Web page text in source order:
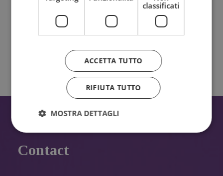
Ho letto e accetto l'
Informativa sul trattamento dei
Contact
classificati
ACCETTA TUTTO
RIFIUTA TUTTO
MOSTRA DETTAGLI